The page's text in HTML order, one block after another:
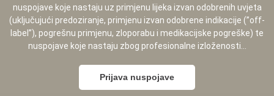
nuspojave koje nastaju uz primjenu lijeka izvan odobrenih uvjeta
(uključujući predoziranje, primjenu izvan odobrene indikacije (”off-
label”), pogrešnu primjenu, zloporabu i medikacijske pogreške) te
nuspojave koje nastaju zbog profesionalne izloženosti...
Prijava nuspojave